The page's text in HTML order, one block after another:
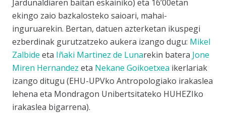
Jardunaldiaren baitan eskainiko) eta 16’00etan
ekingo zaio bazkalosteko saioari, mahai-
inguruarekin. Bertan, datuen azterketan ikuspegi
ezberdinak gurutzatzeko aukera izango dugu: Mikel
Zalbide eta Iñaki Martinez de Lunarekin batera Jone
Miren Hernandez eta Nekane Goikoetxea ikerlariak
izango ditugu (EHU-UPVko Antropologiako irakaslea
lehena eta Mondragon Unibertsitateko HUHEZIko
irakaslea bigarrena).